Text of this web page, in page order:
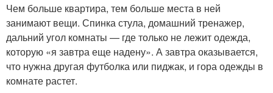
Чем больше квартира, тем больше места в ней
занимают вещи. Спинка стула, домашний тренажер,
дальний угол комнаты — где только не лежит одежда,
которую «я завтра еще надену». А завтра оказывается,
что нужна другая футболка или пиджак, и гора одежды в
комнате растет.